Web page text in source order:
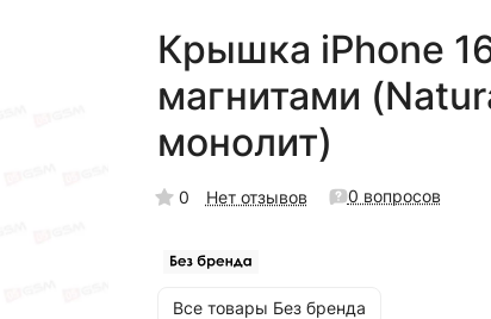
Крышка iPhone
магнитами
монолит)
0 Нет отзывов 0 вопросов
Все товары Без бренда